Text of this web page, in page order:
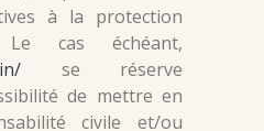
à la protection
cas échéant,
se réserve
de mettre en
civile et/ou